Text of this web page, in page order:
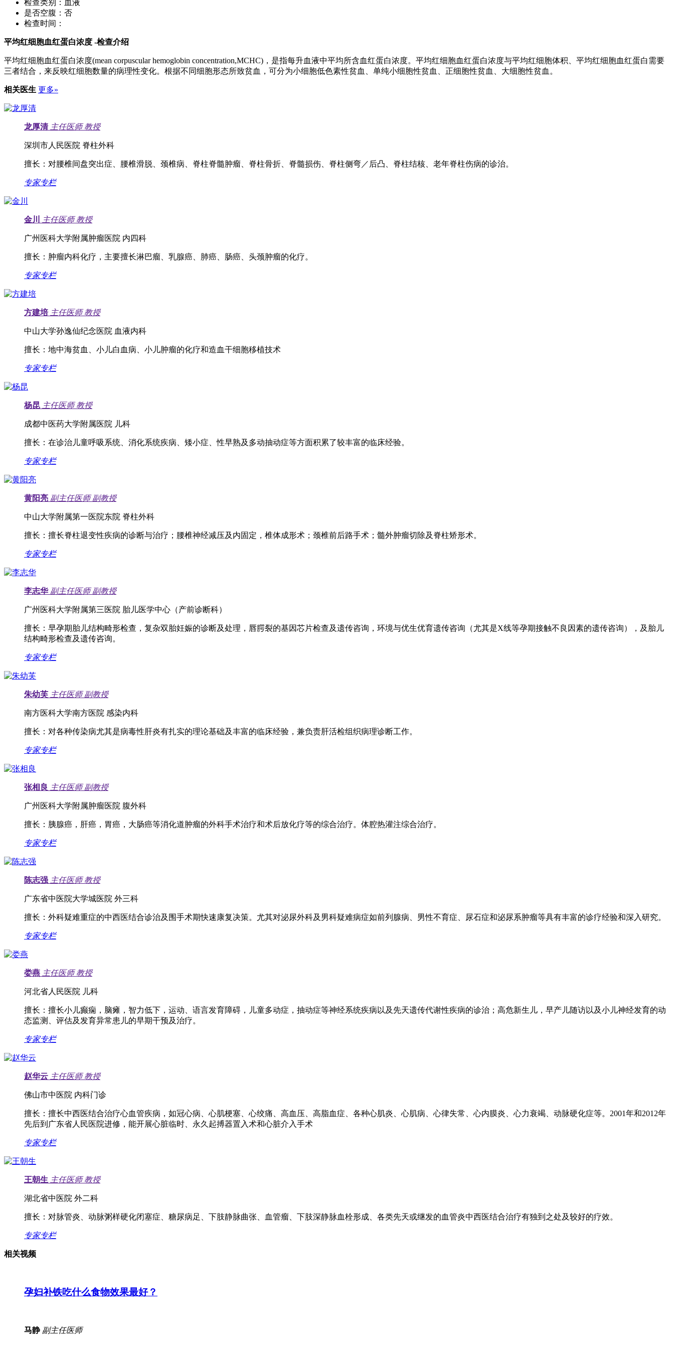
检查类别： 血液
是否空腹： 否
检查时间：
平均红细胞血红蛋白浓度 -检查介绍
平均红细胞血红蛋白浓度(mean corpuscular hemoglobin concentration,MCHC)，是指每升血液中平均所含血红蛋白浓度。平均红细胞血红蛋白浓度与平均红细胞体积、平均红细胞血红蛋白需要
三者结合，来反映红细胞数量的病理性变化。根据不同细胞形态所致贫血，可分为小细胞低色素性贫血、单纯小细胞性贫血、正细胞性贫血、大细胞性贫血。
相关医生 更多»
龙厚清 主任医师 教授
深圳市人民医院 脊柱外科
擅长： 对腰椎间盘突出症、腰椎滑脱、颈椎病、脊柱脊髓肿瘤、脊柱骨折、脊髓损伤、脊柱侧弯／后凸、脊柱结核、老年脊柱伤病的诊治。
专家专栏
金川 主任医师 教授
广州医科大学附属肿瘤医院 内四科
擅长： 肿瘤内科化疗，主要擅长淋巴瘤、乳腺癌、肺癌、肠癌、头颈肿瘤的化疗。
专家专栏
方建培 主任医师 教授
中山大学孙逸仙纪念医院 血液内科
擅长： 地中海贫血、小儿白血病、小儿肿瘤的化疗和造血干细胞移植技术
专家专栏
杨昆 主任医师 教授
成都中医药大学附属医院 儿科
擅长： 在诊治儿童呼吸系统、消化系统疾病、矮小症、性早熟及多动抽动症等方面积累了较丰富的临床经验。
专家专栏
黄阳亮 副主任医师 副教授
中山大学附属第一医院东院 脊柱外科
擅长： 擅长脊柱退变性疾病的诊断与治疗；腰椎神经减压及内固定，椎体成形术；颈椎前后路手术；髓外肿瘤切除及脊柱矫形术。
专家专栏
李志华 副主任医师 副教授
广州医科大学附属第三医院 胎儿医学中心（产前诊断科）
擅长： 早孕期胎儿结构畸形检查，复杂双胎妊娠的诊断及处理，唇腭裂的基因芯片检查及遗传咨询，环境与优生优育遗传咨询（尤其是X线等孕期接触不良因素的遗传咨询），及胎儿
结构畸形检查及遗传咨询。
专家专栏
朱幼芙 主任医师 副教授
南方医科大学南方医院 感染内科
擅长： 对各种传染病尤其是病毒性肝炎有扎实的理论基础及丰富的临床经验，兼负责肝活检组织病理诊断工作。
专家专栏
张相良 主任医师 副教授
广州医科大学附属肿瘤医院 腹外科
擅长： 胰腺癌，肝癌，胃癌，大肠癌等消化道肿瘤的外科手术治疗和术后放化疗等的综合治疗。体腔热灌注综合治疗。
专家专栏
陈志强 主任医师 教授
广东省中医院大学城医院 外三科
擅长： 外科疑难重症的中西医结合诊治及围手术期快速康复决策。尤其对泌尿外科及男科疑难病症如前列腺病、男性不育症、尿石症和泌尿系肿瘤等具有丰富的诊疗经验和深入研究。
专家专栏
娄燕 主任医师 教授
河北省人民医院 儿科
擅长： 擅长小儿癫痫，脑瘫，智力低下，运动、语言发育障碍，儿童多动症，抽动症等神经系统疾病以及先天遗传代谢性疾病的诊治；高危新生儿，早产儿随访以及小儿神经发育的动
态监测、评估及发育异常患儿的早期干预及治疗。
专家专栏
赵华云 主任医师 教授
佛山市中医院 内科门诊
擅长： 擅长中西医结合治疗心血管疾病，如冠心病、心肌梗塞、心绞痛、高血压、高脂血症、各种心肌炎、心肌病、心律失常、心内膜炎、心力衰竭、动脉硬化症等。2001年和2012年
先后到广东省人民医院进修，能开展心脏临时、永久起搏器置入术和心脏介入手术
专家专栏
王朝生 主任医师 教授
湖北省中医院 外二科
擅长： 对脉管炎、动脉粥样硬化闭塞症、糖尿病足、下肢静脉曲张、血管瘤、下肢深静脉血栓形成、各类先天或继发的血管炎中西医结合治疗有独到之处及较好的疗效。
专家专栏
相关视频
孕妇补铁吃什么食物效果最好？
马静 副主任医师